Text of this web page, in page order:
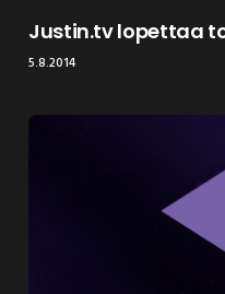
Justin.tv lopettaa
5.8.2014